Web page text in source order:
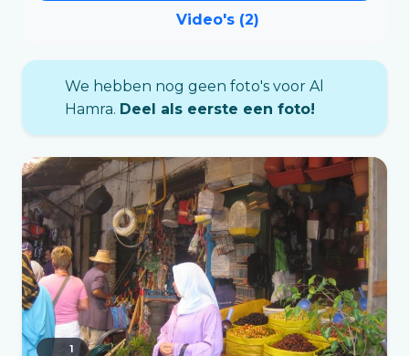
Video's (2)
We hebben nog geen foto's voor Al
Hamra. Deel als eerste een foto!
1